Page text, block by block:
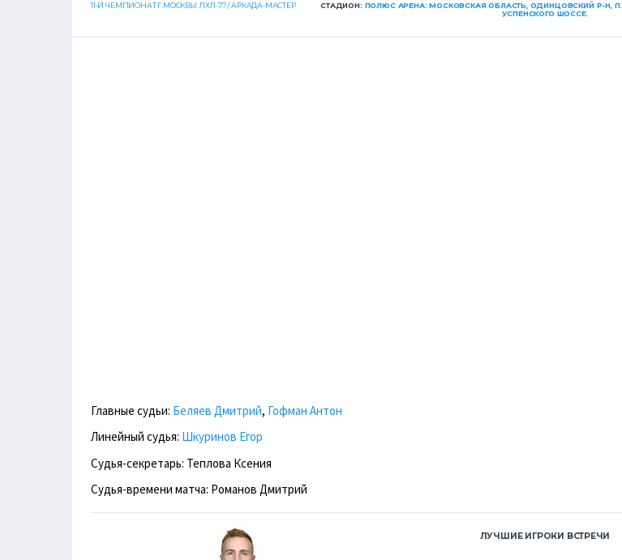
11-Й ЧЕМПИОНАТ Г.МОСКВЫ ЛХЛ-77 / АРКАДА-МАСТЕР СТАДИОН: ПОЛЮС АРЕНА: МОСКОВСКАЯ ОБЛАСТЬ, ОДИНЦОВСКИЙ Р-Н, П.
УСПЕНСКОГО ШОССЕ.
Главные судьи: Беляев Дмитрий, Гофман Антон
Линейный судья: Шкуринов Егор
Судья-секретарь: Теплова Ксения
Судья-времени матча: Романов Дмитрий
ЛУЧШИЕ ИГРОКИ ВСТРЕЧИ